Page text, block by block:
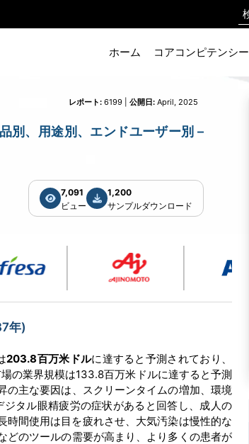
ホーム コアコンピテンシー
レポート: 6199 | 公開日: April, 2025
別、用途別、エンドユーザー別 –
7,091
ビュー
1,200
サンプルダウンロード
年)
203.8百万米ドルに達すると予測されており、
の業界規模は133.8百万米ドルに達すると予測
の主な要因は、スクリーンタイムの増加、環境
タル眼精疲労の症状があると回答し、成人の
間使用は目を疲れさせ、大気汚染は慢性的な
どのツールの需要が高まり、より多くの患者が